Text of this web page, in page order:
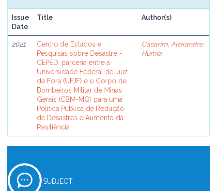
Issue
Date
Title Author(s)
2021
Centro de Estudos e
Pesquisas sobre Desastre -
CEPED: parceria entre a
Universidade Federal de Juiz
de Fora (UFJF) e o Corpo de
Bombeiros Militar de Minas
Gerais (CBM-MG) para uma
Política Pública de Redução
de Desastres e Aumento da
Resiliência
Casarim, Alexandre
Humia
SUBJECT